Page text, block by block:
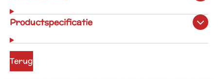
Productspecificatie
Terug